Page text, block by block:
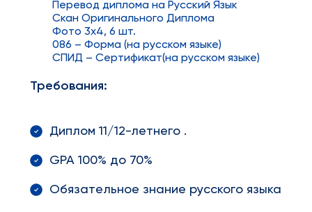
Перевод диплома на Русский Язык
Скан Оригинального Диплома
Фото 3x4, 6 шт.
086 – Форма (на русском языке)
СПИД – Сертификат(на русском языке)
Требования:
Диплом 11/12-летнего .
GPA 100% до 70%
Обязательное знание русского языка